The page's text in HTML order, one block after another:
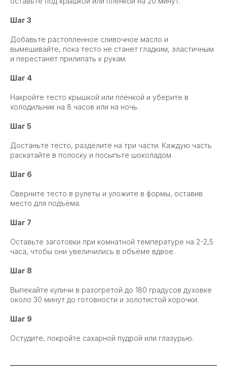
Шаг 3
Добавьте растопленное сливочное масло и
вымешивайте, пока тесто не станет гладким, эластичным
и перестанет прилипать к рукам.
Шаг 4
Накройте тесто крышкой или плёнкой и уберите в
холодильник на 8 часов или на ночь.
Шаг 5
Достаньте тесто, разделите на три части. Каждую часть
раскатайте в полоску и посыпьте шоколадом.
Шаг 6
Сверните тесто в рулеты и уложите в формы, оставив
место для подъёма.
Шаг 7
Оставьте заготовки при комнатной температуре на 2-2,5
часа, чтобы они увеличились в объёме вдвое.
Шаг 8
Выпекайте куличи в разогретой до 180 градусов духовке
около 30 минут до готовности и золотистой корочки.
Шаг 9
Остудите, покройте сахарной пудрой или глазурью.